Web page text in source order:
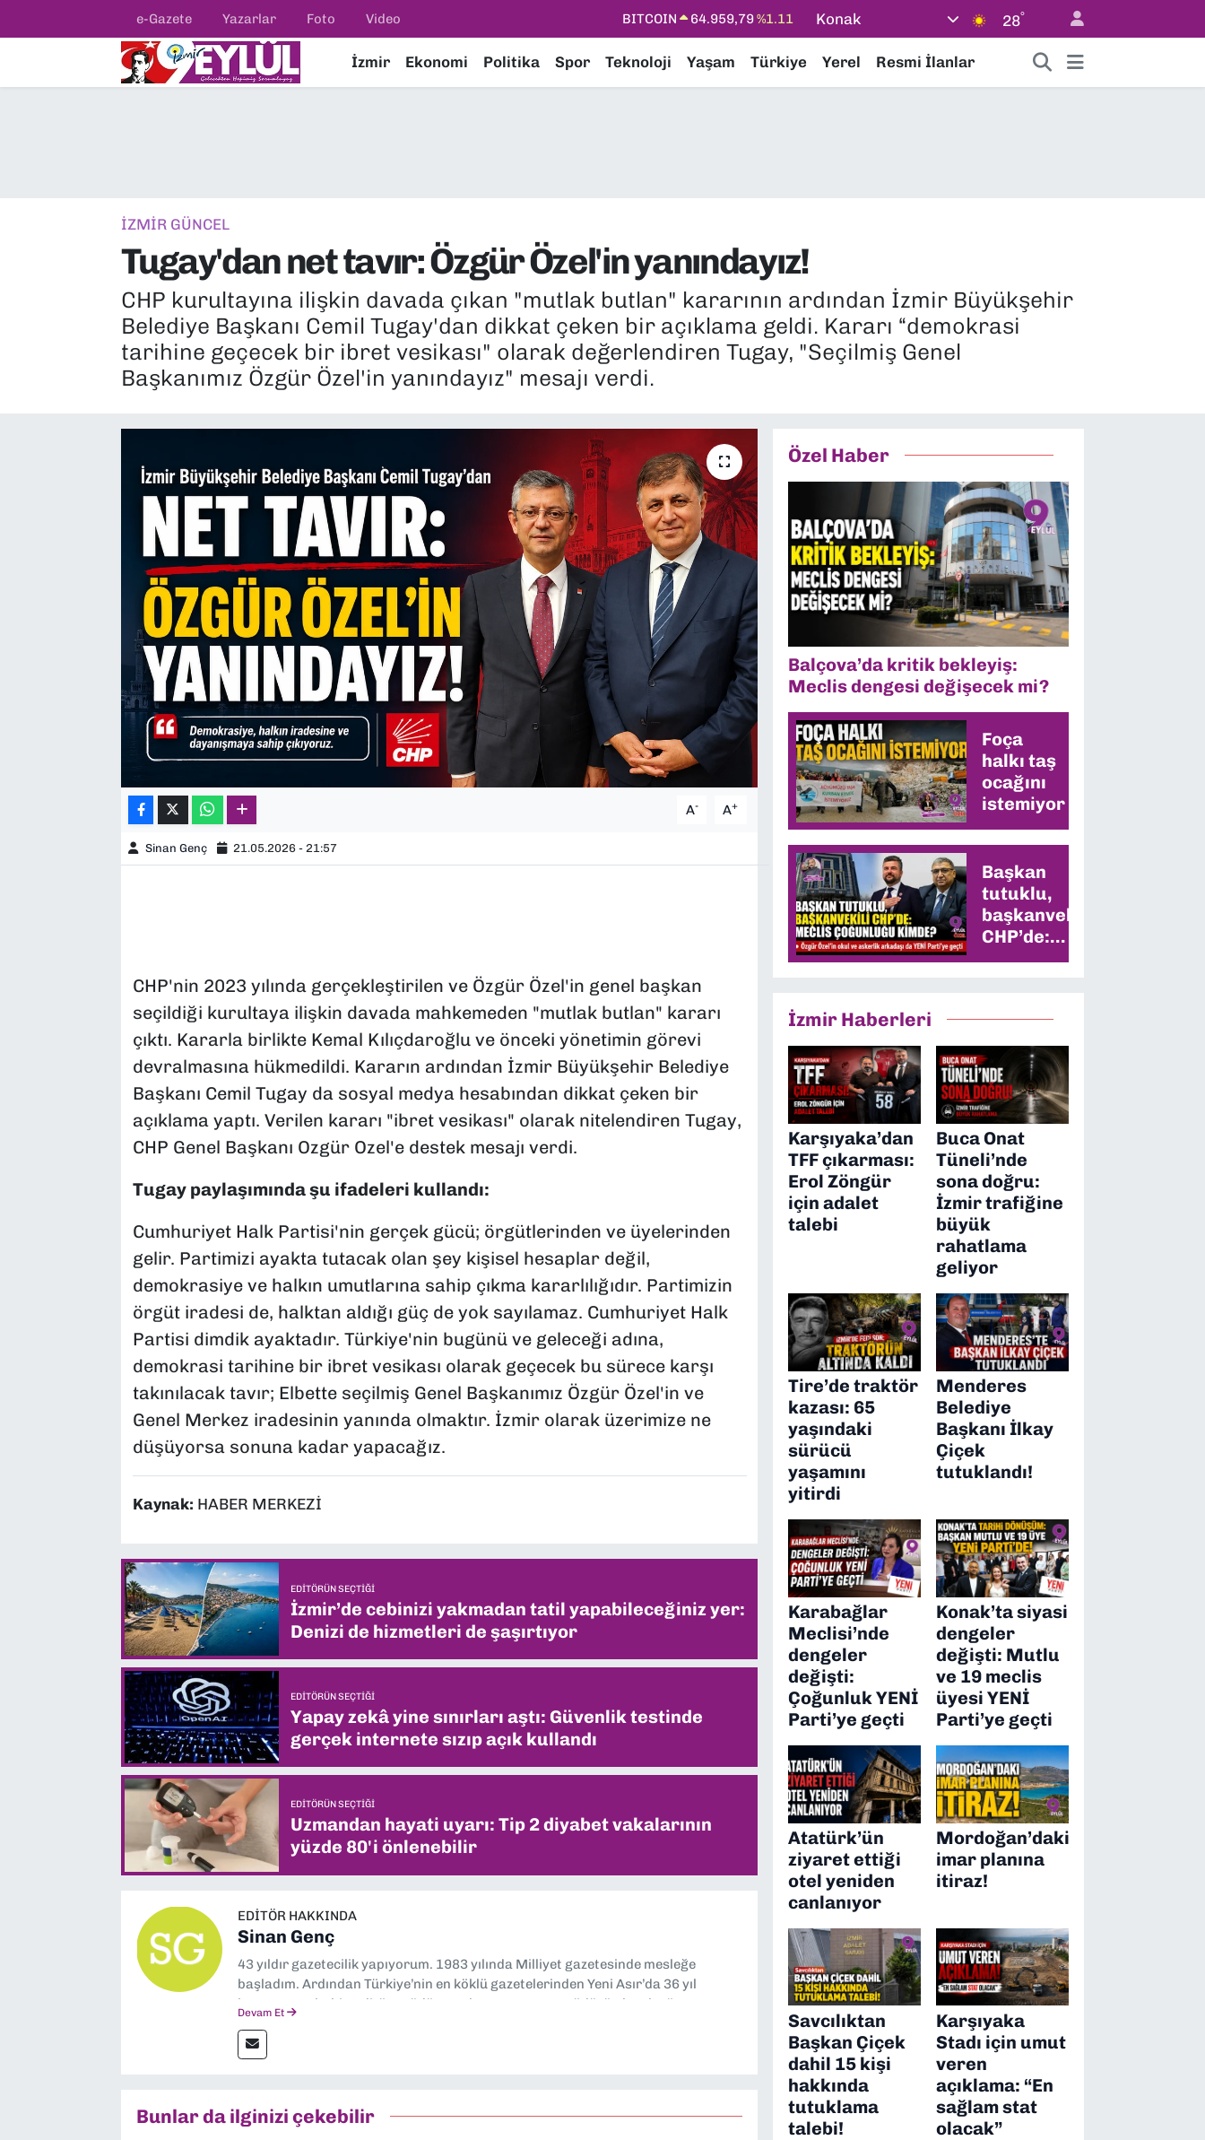
e-Gazete Yazarlar Foto Video DOLAR 47,7436%0.18
STERLİN
64,4811%0.38
Konak 28°
İzmir Ekonomi Politika Spor Teknoloji Yaşam Türkiye Yerel Resmi İlanlar
İZMİR GÜNCEL
Tugay'dan net tavır: Özgür Özel'in yanındayız!
CHP kurultayına ilişkin davada çıkan "mutlak butlan" kararının ardından İzmir Büyükşehir
Belediye Başkanı Cemil Tugay'dan dikkat çeken bir açıklama geldi. Kararı “demokrasi
tarihine geçecek bir ibret vesikası" olarak değerlendiren Tugay, "Seçilmiş Genel
Başkanımız Özgür Özel'in yanındayız" mesajı verdi.
A- A+
Sinan Genç 21.05.2026 - 21:57
CHP'nin 2023 yılında gerçekleştirilen ve Özgür Özel'in genel başkan
seçildiği kurultaya ilişkin davada mahkemeden "mutlak butlan" kararı
çıktı. Kararla birlikte Kemal Kılıçdaroğlu ve önceki yönetimin görevi
devralmasına hükmedildi. Kararın ardından İzmir Büyükşehir Belediye
Başkanı Cemil Tugay da sosyal medya hesabından dikkat çeken bir
açıklama yaptı. Verilen kararı "ibret vesikası" olarak nitelendiren Tugay,
CHP Genel Başkanı Ozgür Ozel'e destek mesajı verdi.
Tugay paylaşımında şu ifadeleri kullandı:
Cumhuriyet Halk Partisi'nin gerçek gücü; örgütlerinden ve üyelerinden
gelir. Partimizi ayakta tutacak olan şey kişisel hesaplar değil,
demokrasiye ve halkın umutlarına sahip çıkma kararlılığıdır. Partimizin
örgüt iradesi de, halktan aldığı güç de yok sayılamaz. Cumhuriyet Halk
Partisi dimdik ayaktadır. Türkiye'nin bugünü ve geleceği adına,
demokrasi tarihine bir ibret vesikası olarak geçecek bu sürece karşı
takınılacak tavır; Elbette seçilmiş Genel Başkanımız Özgür Özel'in ve
Genel Merkez iradesinin yanında olmaktır. İzmir olarak üzerimize ne
düşüyorsa sonuna kadar yapacağız.
Kaynak: HABER MERKEZİ
EDITÖRÜN SEÇTIĞI
İzmir’de cebinizi yakmadan tatil yapabileceğiniz yer:
Denizi de hizmetleri de şaşırtıyor
EDITÖRÜN SEÇTIĞI
Yapay zekâ yine sınırları aştı: Güvenlik testinde
gerçek internete sızıp açık kullandı
EDITÖRÜN SEÇTIĞI
Uzmandan hayati uyarı: Tip 2 diyabet vakalarının
yüzde 80'i önlenebilir
EDITÖR HAKKINDA
Sinan Genç
43 yıldır gazetecilik yapıyorum. 1983 yılında Milliyet gazetesinde mesleğe
başladım. Ardından Türkiye’nin en köklü gazetelerinden Yeni Asır’da 36 yıl
boyunca muhabir, editör, müdür yardımcısı ve spor müdürü olarak görev
anda Dokuz Eylül Gazetesi'nde editörlük yapıyorum
Devam Et
Bunlar da ilginizi çekebilir
Özel Haber
Balçova’da kritik bekleyiş:
Meclis dengesi değişecek mi?
Foça
halkı taş
ocağını
istemiyor
Başkan
tutuklu,
başkanvekili
CHP’de:
Meclis
İzmir Haberleri
Karşıyaka’dan
TFF çıkarması:
Erol Zöngür
için adalet
talebi
Buca Onat
Tüneli’nde
sona doğru:
İzmir trafiğine
büyük
rahatlama
geliyor
Tire’de traktör
kazası: 65
yaşındaki
sürücü
yaşamını
yitirdi
Menderes
Belediye
Başkanı İlkay
Çiçek
tutuklandı!
Karabağlar
Meclisi’nde
dengeler
değişti:
Çoğunluk YENİ
Parti’ye geçti
Konak’ta siyasi
dengeler
değişti: Mutlu
ve 19 meclis
üyesi YENİ
Parti’ye geçti
Atatürk’ün
ziyaret ettiği
otel yeniden
canlanıyor
Mordoğan’daki
imar planına
itiraz!
Savcılıktan
Başkan Çiçek
dahil 15 kişi
hakkında
tutuklama
talebi!
Karşıyaka
Stadı için umut
veren
açıklama: “En
sağlam stat
olacak”
Resmi İlanlar
EKONOMİ
KÜLTÜR SANAT
MAGAZİN
YEREL YÖNETİMLER
Konak Nöbetçi Eczaneler
Tüm Manşetler
Son Dakika Haberleri
Haber Arşivi